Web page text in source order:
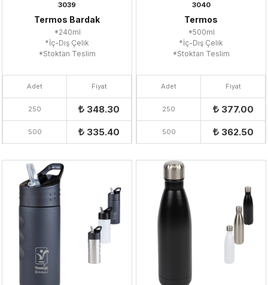
3039
Termos Bardak
*240ml
*İç-Dış Çelik
*Stoktan Teslim
Adet Fiyat
250 348.30
500 335.40
3040
Termos
*500ml
*İç-Dış Çelik
*Stoktan Teslim
Adet Fiyat
250 377.00
500 362.50